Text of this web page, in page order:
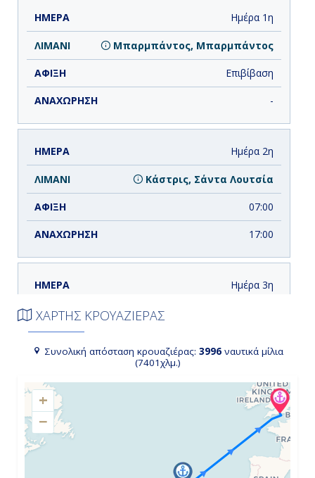
ΗΜΕΡΑ ΑΝΑΧΩΡΗΣΗ
Ημέρα 1η
Μπαρμπάντος, Μπαρμπάντος
Επιβίβαση
-
Ημέρα 2η
Κάστρις, Σάντα Λουτσία
07:00
17:00
Ημέρα 3η
Σαιντ Κιτς, Άγιος Χριστόφορος και
07:00
19:00
Ημέρα 4η
Σαιντ Τζονς Αντίγκουα, Αντίγκουα
& Μπαρμπούντα
ΧΑΡΤΗΣ ΚΡΟΥΑΖΙΕΡΑΣ
Συνολική απόσταση κρουαζιέρας: 3996ναυτικά μίλια
(7401χλμ.)
+
−